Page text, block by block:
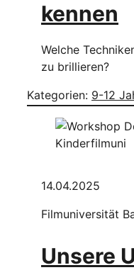
kennen
Welche
zu brillieren?
Kategorien: 9-12
14.04.2025
Filmuniversität
Unsere